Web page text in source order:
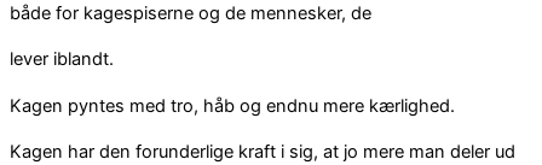
både for kagespiserne og de mennesker, de
lever iblandt.
Kagen pyntes med tro, håb og endnu mere kærlighed.
Kagen har den forunderlige kraft i sig, at jo mere man deler ud